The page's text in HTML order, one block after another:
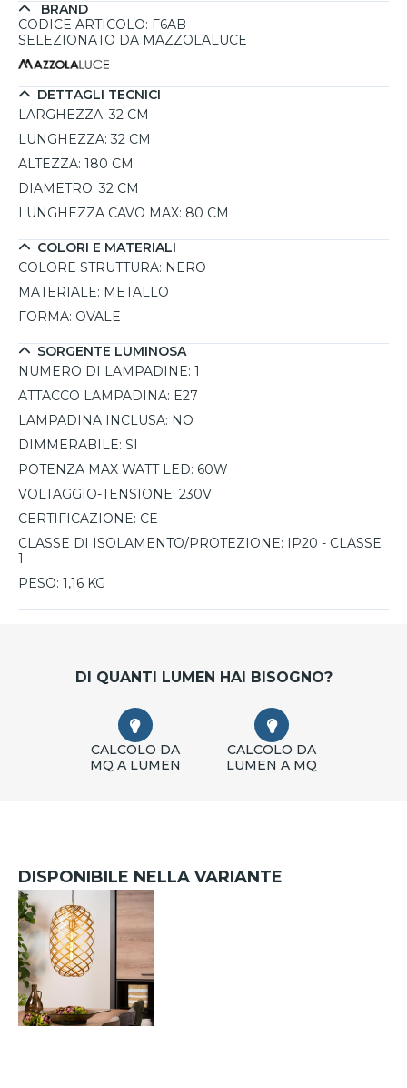
creando giochi di luce decorativi e un'illuminazione diffusa
ideale sopra tavoli da pranzo, soggiorni o spazi living
60W, può essere collegato facilmente a un dimmer
esterno per modulare l'intensità luminosa secondo
l'atmosfera desiderata. L'altezza regolabile fino a 180 cm
garantisce massima versatilità in fase di installazione.
BRAND
CODICE ARTICOLO: F6AB
SELEZIONATO DA MAZZOLALUCE
DETTAGLI TECNICI
LARGHEZZA: 32 CM
LUNGHEZZA: 32 CM
ALTEZZA: 180 CM
DIAMETRO: 32 CM
LUNGHEZZA CAVO MAX: 80 CM
COLORI E MATERIALI
COLORE STRUTTURA: NERO
MATERIALE: METALLO
FORMA: OVALE
SORGENTE LUMINOSA
NUMERO DI LAMPADINE: 1
ATTACCO LAMPADINA: E27
LAMPADINA INCLUSA: NO
DIMMERABILE: SI
POTENZA MAX WATT LED: 60W
VOLTAGGIO-TENSIONE: 230V
CERTIFICAZIONE: CE
CLASSE DI ISOLAMENTO/PROTEZIONE: IP20 - CLASSE
1
PESO: 1,16 KG
DI QUANTI LUMEN HAI BISOGNO?
CALCOLO DA
MQ A LUMEN
CALCOLO DA
LUMEN A MQ
DISPONIBILE NELLA VARIANTE